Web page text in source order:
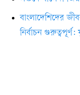
বাংলাদেশিদের
নির্বাচন গুরুত্বপূর্ণ: